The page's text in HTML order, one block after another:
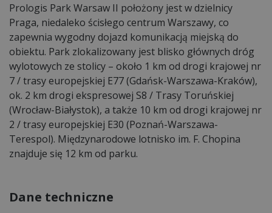
Prologis Park Warsaw II położony jest w dzielnicy
Praga, niedaleko ścisłego centrum Warszawy, co
zapewnia wygodny dojazd komunikacją miejską do
obiektu. Park zlokalizowany jest blisko głównych dróg
wylotowych ze stolicy – około 1 km od drogi krajowej nr
7 / trasy europejskiej E77 (Gdańsk-Warszawa-Kraków),
ok. 2 km drogi ekspresowej S8 / Trasy Toruńskiej
(Wrocław-Białystok), a także 10 km od drogi krajowej nr
2 / trasy europejskiej E30 (Poznań-Warszawa-
Terespol). Międzynarodowe lotnisko im. F. Chopina
znajduje się 12 km od parku.
Dane techniczne